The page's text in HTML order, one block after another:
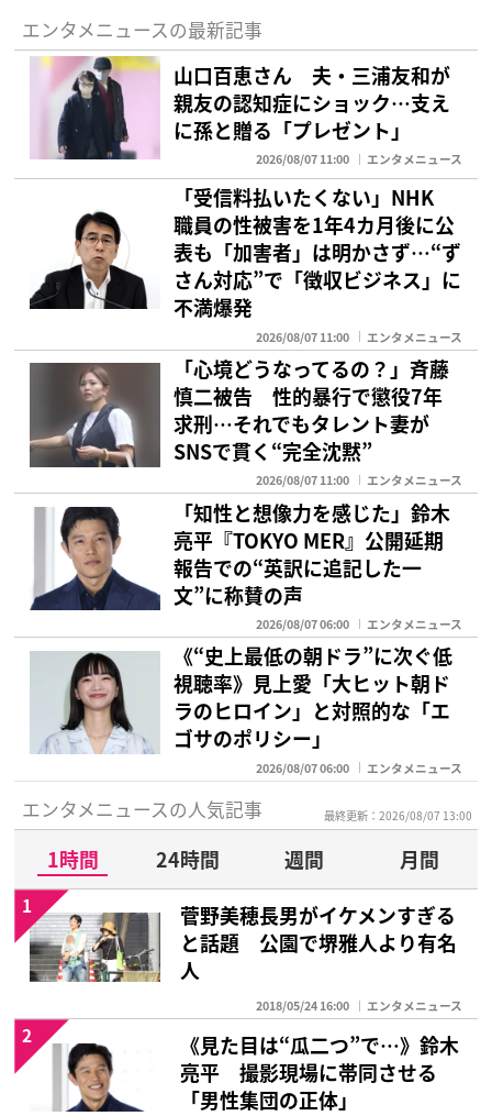
エンタメニュースの最新記事
山口百恵さん 夫・三浦友和が
親友の認知症にショック…支え
に孫と贈る「プレゼント」
2026/08/07 11:00 エンタメニュース
「受信料払いたくない」NHK
職員の性被害を1年4カ月後に公
表も「加害者」は明かさず…“ず
さん対応”で「徴収ビジネス」に
不満爆発
2026/08/07 11:00 エンタメニュース
「心境どうなってるの？」斉藤
慎二被告 性的暴行で懲役7年
求刑…それでもタレント妻が
SNSで貫く“完全沈黙”
2026/08/07 11:00 エンタメニュース
「知性と想像力を感じた」鈴木
亮平『TOKYO MER』公開延期
報告での“英訳に追記した一
文”に称賛の声
2026/08/07 06:00 エンタメニュース
《“史上最低の朝ドラ”に次ぐ低
視聴率》見上愛「大ヒット朝ド
ラのヒロイン」と対照的な「エ
ゴサのポリシー」
2026/08/07 06:00 エンタメニュース
エンタメニュースの人気記事 最終更新：2026/08/07 13:00
1時間 24時間 週間
月間
菅野美穂長男がイケメンすぎる
と話題 公園で堺雅人より有名
人
2018/05/24 16:00 エンタメニュース
1
《見た目は“瓜二つ”で…》鈴木
亮平 撮影現場に帯同させる
「男性集団の正体」
2